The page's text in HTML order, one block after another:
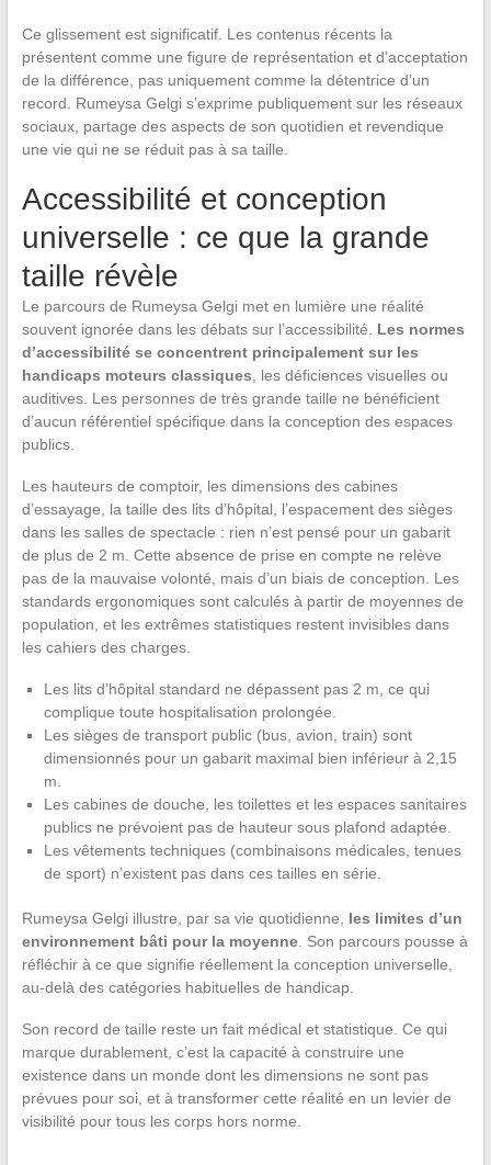
Ce glissement est significatif. Les contenus récents la
présentent comme une figure de représentation et d’acceptation
de la différence, pas uniquement comme la détentrice d’un
record. Rumeysa Gelgi s’exprime publiquement sur les réseaux
sociaux, partage des aspects de son quotidien et revendique
une vie qui ne se réduit pas à sa taille.
Accessibilité et conception
universelle : ce que la grande
taille révèle
Le parcours de Rumeysa Gelgi met en lumière une réalité
souvent ignorée dans les débats sur l’accessibilité. Les normes
d’accessibilité se concentrent principalement sur les
handicaps moteurs classiques, les déficiences visuelles ou
auditives. Les personnes de très grande taille ne bénéficient
d’aucun référentiel spécifique dans la conception des espaces
publics.
Les hauteurs de comptoir, les dimensions des cabines
d’essayage, la taille des lits d’hôpital, l’espacement des sièges
dans les salles de spectacle : rien n’est pensé pour un gabarit
de plus de 2 m. Cette absence de prise en compte ne relève
pas de la mauvaise volonté, mais d’un biais de conception. Les
standards ergonomiques sont calculés à partir de moyennes de
population, et les extrêmes statistiques restent invisibles dans
les cahiers des charges.
Les lits d’hôpital standard ne dépassent pas 2 m, ce qui
complique toute hospitalisation prolongée.
Les sièges de transport public (bus, avion, train) sont
dimensionnés pour un gabarit maximal bien inférieur à 2,15
m.
Les cabines de douche, les toilettes et les espaces sanitaires
publics ne prévoient pas de hauteur sous plafond adaptée.
Les vêtements techniques (combinaisons médicales, tenues
de sport) n’existent pas dans ces tailles en série.
Rumeysa Gelgi illustre, par sa vie quotidienne, les limites d’un
environnement bâti pour la moyenne. Son parcours pousse à
réfléchir à ce que signifie réellement la conception universelle,
au-delà des catégories habituelles de handicap.
Son record de taille reste un fait médical et statistique. Ce qui
marque durablement, c’est la capacité à construire une
existence dans un monde dont les dimensions ne sont pas
prévues pour soi, et à transformer cette réalité en un levier de
visibilité pour tous les corps hors norme.